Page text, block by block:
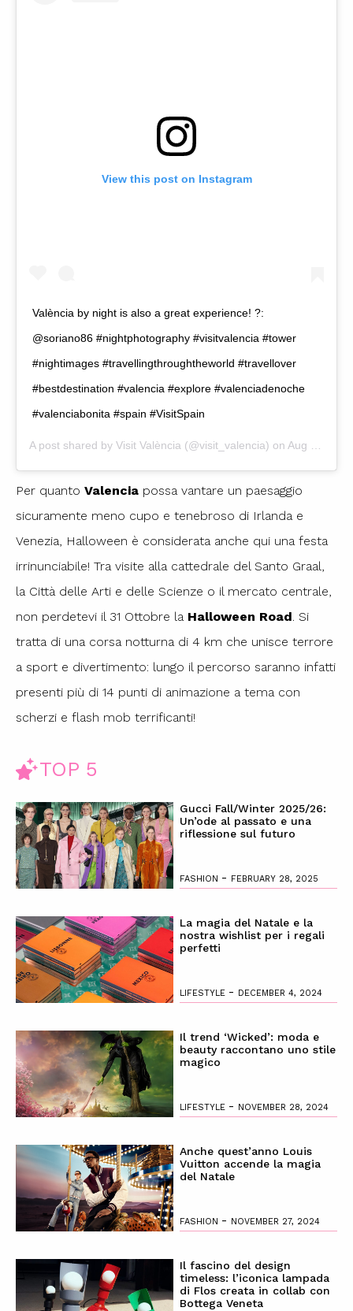
View this post on Instagram
València by night is also a great experience! ?:
@soriano86 #nightphotography #visitvalencia #tower
#nightimages #travellingthroughtheworld #travellover
#bestdestination #valencia #explore #valenciadenoche
#valenciabonita #spain #VisitSpain
A post shared by Visit València (@visit_valencia) on Aug 30, 2019 at 6:06am PDT
Per quanto Valencia possa vantare un paesaggio
sicuramente meno cupo e tenebroso di Irlanda e
Venezia, Halloween è considerata anche qui una festa
irrinunciabile! Tra visite alla cattedrale del Santo Graal,
la Città delle Arti e delle Scienze o il mercato centrale,
non perdetevi il 31 Ottobre la Halloween Road. Si
tratta di una corsa notturna di 4 km che unisce terrore
a sport e divertimento: lungo il percorso saranno infatti
presenti più di 14 punti di animazione a tema con
scherzi e flash mob terrificanti!
TOP 5
Gucci Fall/Winter 2025/26:
Un’ode al passato e una
riflessione sul futuro
FASHION - FEBRUARY 28, 2025
La magia del Natale e la
nostra wishlist per i regali
perfetti
LIFESTYLE - DECEMBER 4, 2024
Il trend ‘Wicked’: moda e
beauty raccontano uno stile
magico
LIFESTYLE - NOVEMBER 28, 2024
Anche quest’anno Louis
Vuitton accende la magia
del Natale
FASHION - NOVEMBER 27, 2024
Il fascino del design
timeless: l’iconica lampada
di Flos creata in collab con
Bottega Veneta